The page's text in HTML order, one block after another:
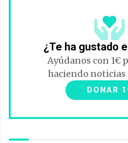
¿Te ha gustado
Ayúdanos con 1€
haciendo noticias
DONAR